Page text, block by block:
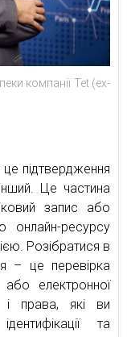
компанії Tet (ex-
підтвердження
Це частина
запис або
онлайн-ресурсу
Розібратися в
– це перевірка
електронної
права, які ви
та